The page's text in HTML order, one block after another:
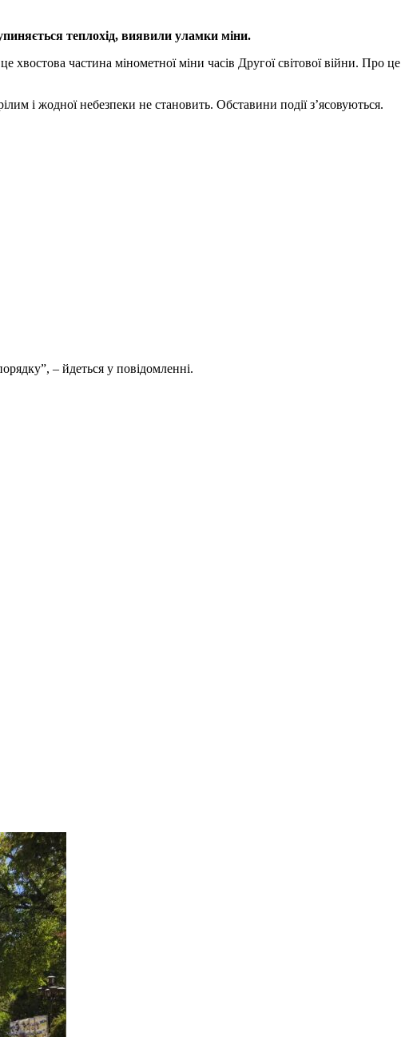
теплохід, виявили уламки міни.
частина мінометної міни часів Другої світової війни. Про це
і жодної небезпеки не становить. Обставини події з’ясовуються.
– йдеться у повідомленні.